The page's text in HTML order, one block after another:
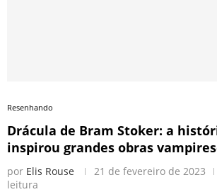
Resenhando
Drácula de Bram Stoker: a
inspirou grandes obras
por Elis Rouse 21 de fevereiro de 2023
leitura